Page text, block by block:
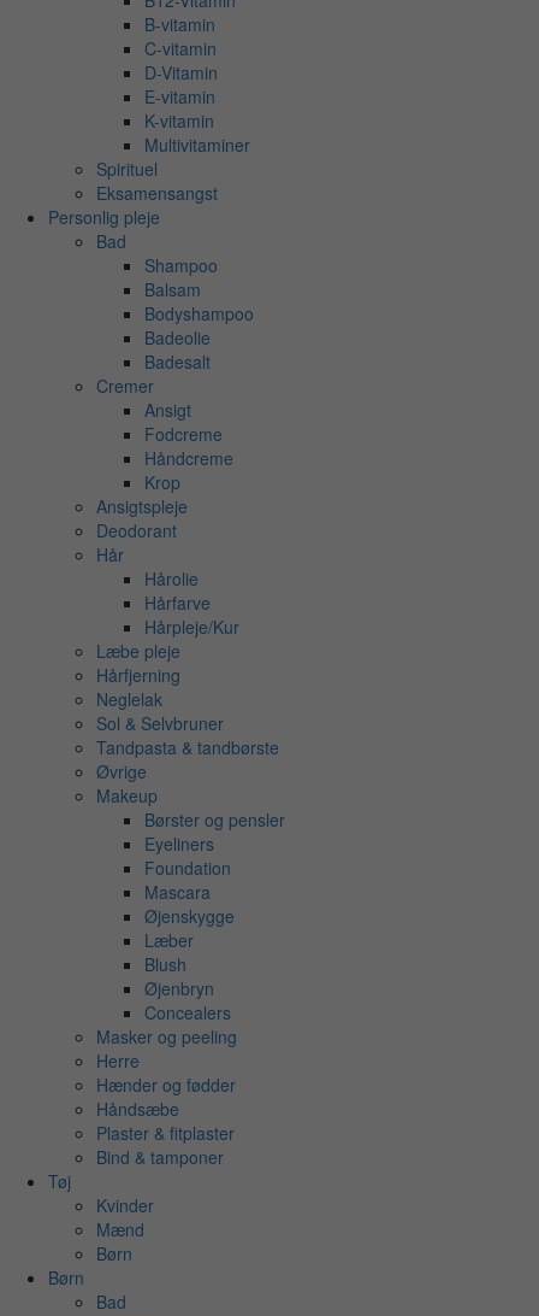
B-vitamin
C-vitamin
D-Vitamin
E-vitamin
K-vitamin
Multivitaminer
Spirituel
Eksamensangst
Personlig pleje
Bad
Shampoo
Balsam
Bodyshampoo
Badeolie
Badesalt
Cremer
Ansigt
Fodcreme
Håndcreme
Krop
Ansigtspleje
Deodorant
Hår
Hårolie
Hårfarve
Hårpleje/Kur
Læbe pleje
Hårfjerning
Neglelak
Sol & Selvbruner
Tandpasta & tandbørste
Øvrige
Makeup
Børster og pensler
Eyeliners
Foundation
Mascara
Øjenskygge
Læber
Blush
Øjenbryn
Concealers
Masker og peeling
Herre
Hænder og fødder
Håndsæbe
Plaster & fitplaster
Bind & tamponer
Tøj
Kvinder
Mænd
Børn
Børn
Bad